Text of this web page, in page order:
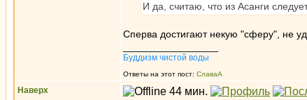
И да, считаю, что из Асанги
Сперва достигают некую "сферу", не
Буддизм чистой воды
Ответы на этот пост: СлаваА
Наверх